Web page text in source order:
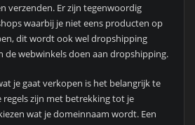
verzenden. Er zijn tegenwoordig
waarbij je niet eens producten op
dit wordt ook wel dropshipping
de webwinkels doen aan dropshipping.
je gaat verkopen is het belangrijk te
zijn met betrekking tot je
wat je domeinnaam wordt. Een